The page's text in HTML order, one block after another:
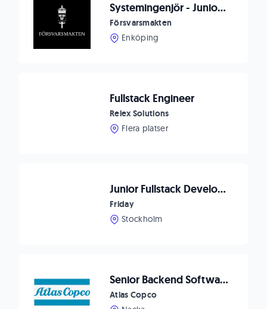
Systemingenjör - Junior AI Utvecklare
Försvarsmakten
Enköping
Fullstack Engineer
Relex Solutions
Flera platser
Junior Fullstack Developer
Friday
Stockholm
Senior Backend Software Developer Data Collection
Atlas Copco